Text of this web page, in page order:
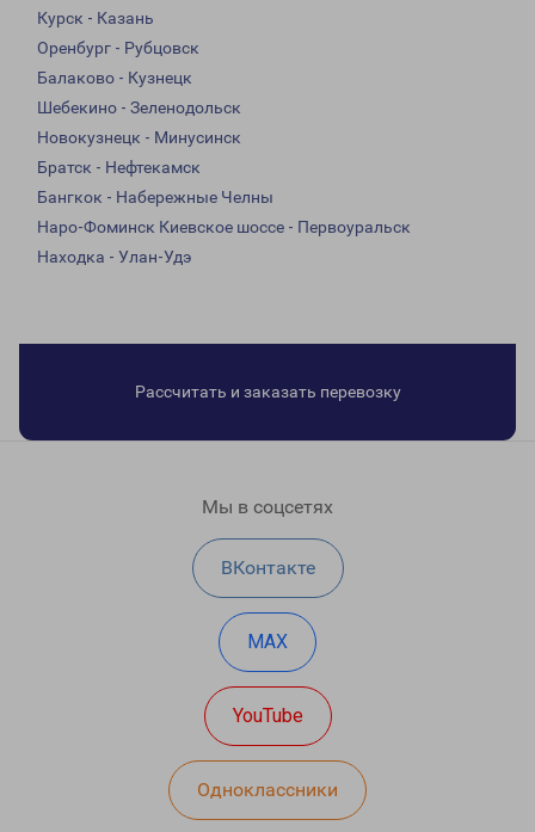
Курск - Казань
Оренбург - Рубцовск
Балаково - Кузнецк
Шебекино - Зеленодольск
Новокузнецк - Минусинск
Братск - Нефтекамск
Бангкок - Набережные Челны
Наро-Фоминск Киевское шоссе - Первоуральск
Находка - Улан-Удэ
Рассчитать и заказать перевозку
Мы в соцсетях
ВКонтакте
MAX
YouTube
Одноклассники